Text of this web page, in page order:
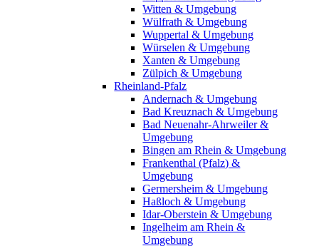
Witten & Umgebung
Wülfrath & Umgebung
Wuppertal & Umgebung
Würselen & Umgebung
Xanten & Umgebung
Zülpich & Umgebung
Rheinland-Pfalz
Andernach & Umgebung
Bad Kreuznach & Umgebung
Bad Neuenahr-Ahrweiler &
Umgebung
Bingen am Rhein & Umgebung
Frankenthal (Pfalz) &
Umgebung
Germersheim & Umgebung
Haßloch & Umgebung
Idar-Oberstein & Umgebung
Ingelheim am Rhein &
Umgebung